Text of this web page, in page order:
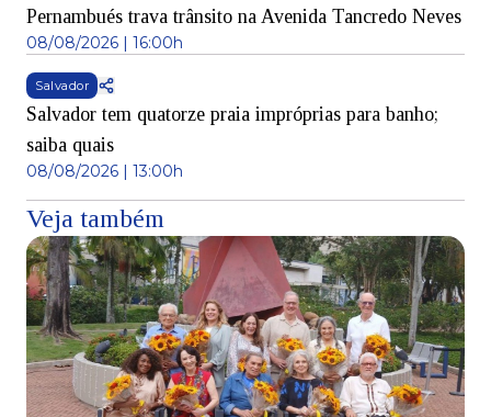
Pernambués trava trânsito na Avenida Tancredo Neves
08/08/2026 | 16:00h
Salvador
Salvador tem quatorze praia impróprias para banho;
saiba quais
08/08/2026 | 13:00h
Veja também